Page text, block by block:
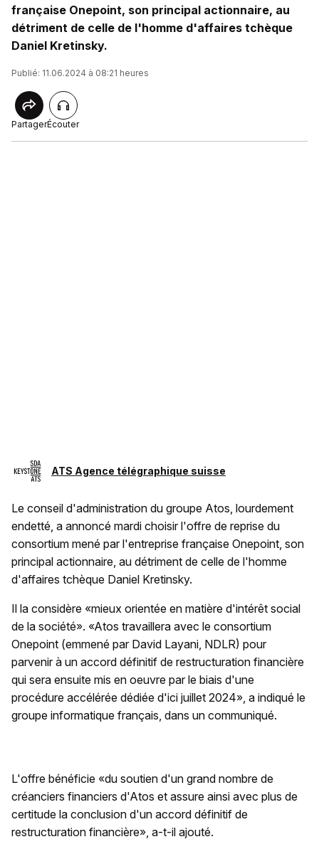
française Onepoint, son principal actionnaire, au
détriment de celle de l'homme d'affaires tchèque
Daniel Kretinsky.
Publié: 11.06.2024 à 08:21 heures
PartagerÉcouter
ATS Agence télégraphique suisse
Le conseil d'administration du groupe Atos, lourdement
endetté, a annoncé mardi choisir l'offre de reprise du
consortium mené par l'entreprise française Onepoint, son
principal actionnaire, au détriment de celle de l'homme
d'affaires tchèque Daniel Kretinsky.
Il la considère «mieux orientée en matière d'intérêt social
de la société». «Atos travaillera avec le consortium
Onepoint (emmené par David Layani, NDLR) pour
parvenir à un accord définitif de restructuration financière
qui sera ensuite mis en oeuvre par le biais d'une
procédure accélérée dédiée d'ici juillet 2024», a indiqué le
groupe informatique français, dans un communiqué.
L'offre bénéficie «du soutien d'un grand nombre de
créanciers financiers d'Atos et assure ainsi avec plus de
certitude la conclusion d'un accord définitif de
restructuration financière», a-t-il ajouté.